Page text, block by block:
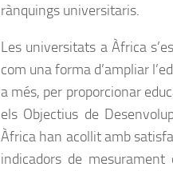
rànquings universitaris.
Les universitats a Àfrica
com una forma d’ampliar
a més, per proporcionar
els Objectius de
Àfrica han acollit amb
indicadors de